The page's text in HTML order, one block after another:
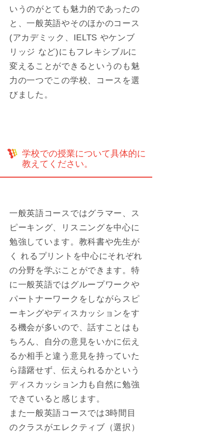
いうのがとても魅力的であったの
と、一般英語やそのほかのコース
(アカデミック、IELTS やケンブ
リッジ など)にもフレキシブルに
変えることができるというのも魅
力の一つでこの学校、コースを選
びました。
学校での授業について具体的に
教えてください。
一般英語コースではグラマー、ス
ピーキング、リスニングを中心に
勉強しています。教科書や先生が
く れるプリントを中心にそれぞれ
の分野を学ぶことができます。特
に一般英語ではグループワークや
パートナーワークをしながらスピ
ーキングやディスカッションをす
る機会が多いので、話すことはも
ちろん、自分の意見をいかに伝え
るか相手と違う意見を持っていた
ら躊躇せず、伝えられるかという
ディスカッション力も自然に勉強
できていると感じます。
また一般英語コースでは3時間目
のクラスがエレクティブ（選択）